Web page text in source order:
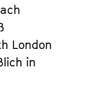
London
in